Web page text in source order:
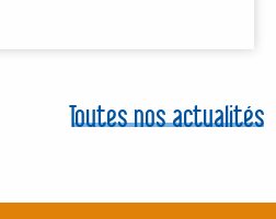
Toutes nos actualités